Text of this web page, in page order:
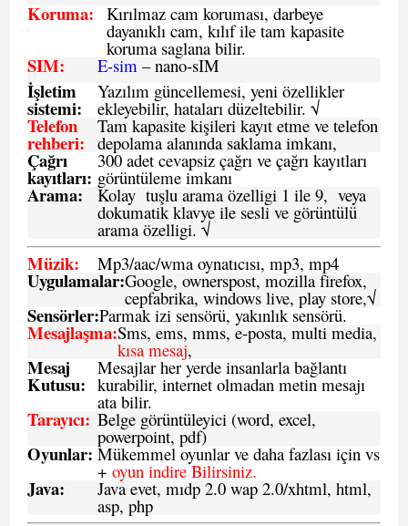
Koruma: Kırılmaz cam koruması, darbeye
dayanıklı cam, kılıf ile tam kapasite
koruma saglana bilir.
SIM: E-sim – nano-sIM
İşletim
sistemi:
Yazılım güncellemesi, yeni özellikler
ekleyebilir, hataları düzeltebilir. √
Telefon
rehberi:
Tam kapasite kişileri kayıt etme ve telefon
depolama alanında saklama imkanı,
Çağrı
kayıtları:
300 adet cevapsiz çağrı ve çağrı kayıtları
görüntüleme imkanı
Arama: Kolay tuşlu arama özelligi 1 ile 9, veya
dokumatik klavye ile sesli ve görüntülü
arama özelligi. √
Müzik: Mp3/aac/wma oynatıcısı, mp3, mp4
Uygulamalar:Google, ownerspost, mozilla firefox,
cepfabrika, windows live, play store,√
Sensörler:Parmak izi sensörü, yakınlık sensörü.
Mesajlaşma:Sms, ems, mms, e-posta, multi media,
kısa mesaj,
Mesaj
Kutusu:
Mesajlar her yerde insanlarla bağlantı
kurabilir, internet olmadan metin mesajı
ata bilir.
Tarayıcı: Belge görüntüleyici (word, excel,
powerpoint, pdf)
Oyunlar: Mükemmel oyunlar ve daha fazlası için vs
+ oyun indire Bilirsiniz.
Java: Java evet, mıdp 2.0 wap 2.0/xhtml, html,
asp, php